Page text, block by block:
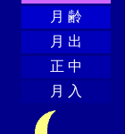
月 齢
月 出
正 中
月 入